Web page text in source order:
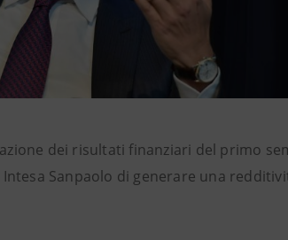
dei risultati finanziari del primo
Sanpaolo di generare una